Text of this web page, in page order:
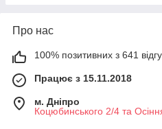
Про нас
100% позитивних з 641
Працює з 15.11.2018
м. Дніпро
Коцюбинського 2/4 та